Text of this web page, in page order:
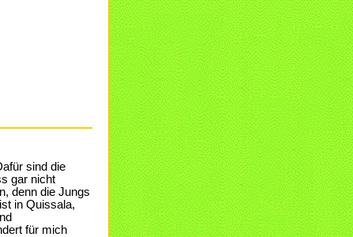
sind die
gar nicht
denn die Jungs
in Quissala,
für mich